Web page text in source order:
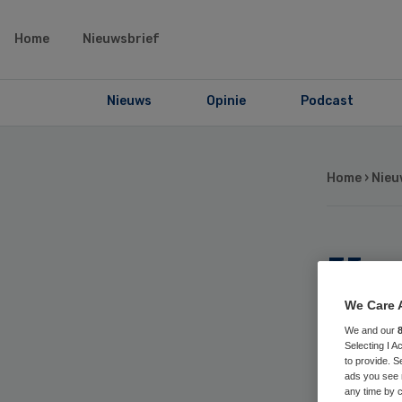
Home Nieuwsbrief
Nieuws Opinie Podcast
Home ›
We Care
We and our
Selecting I
to provide.
ads you see
any time by